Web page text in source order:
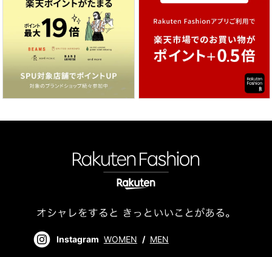
Instagram WOMEN / MEN